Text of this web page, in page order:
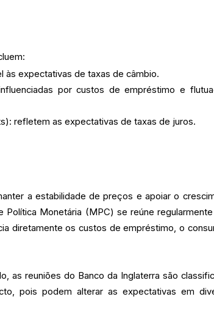
às expectativas de taxas de câmbio.
por custos de empréstimo e
refletem as expectativas de taxas de juros.
a estabilidade de preços e apoiar o
Monetária (MPC) se reúne
diretamente os custos de empréstimo, o
as reuniões do Banco da Inglaterra são
pois podem alterar as expectativas em